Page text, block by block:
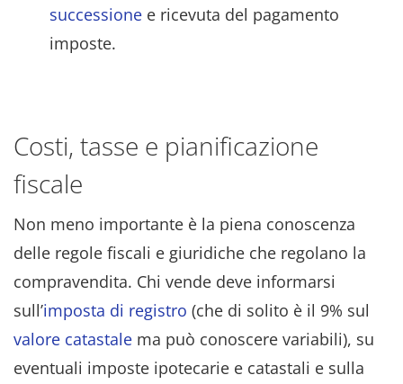
successione e ricevuta del pagamento
imposte.
Costi, tasse e pianificazione
fiscale
Non meno importante è la piena conoscenza
delle regole fiscali e giuridiche che regolano la
compravendita. Chi vende deve informarsi
sull’imposta di registro (che di solito è il 9% sul
valore catastale ma può conoscere variabili), su
eventuali imposte ipotecarie e catastali e sulla